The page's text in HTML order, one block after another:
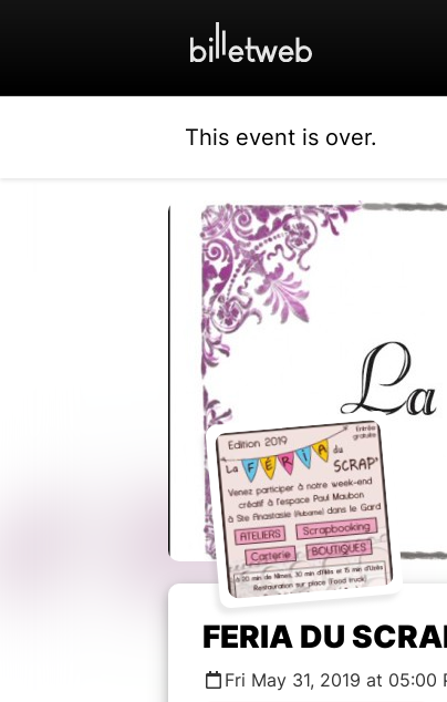
This event is over.
FERIA DU
Fri May 31, 2019 at